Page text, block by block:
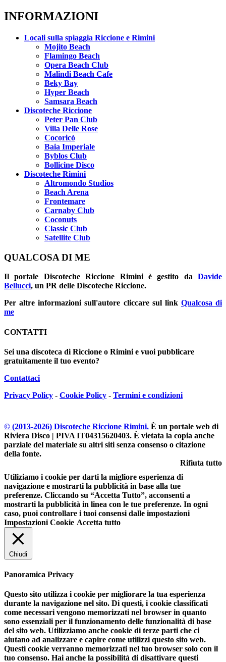
INFORMAZIONI
Locali sulla spiaggia Riccione e Rimini
Mojito Beach
Flamingo Beach
Opera Beach Club
Malindi Beach Cafe
Beky Bay
Hyper Beach
Samsara Beach
Discoteche Riccione
Peter Pan Club
Villa Delle Rose
Cocoricò
Baia Imperiale
Byblos Club
Bollicine Disco
Discoteche Rimini
Altromondo Studios
Beach Arena
Frontemare
Carnaby Club
Coconuts
Classic Club
Satellite Club
QUALCOSA DI ME
Il portale Discoteche Riccione Riminiè gestito da Davide
Bellucci, un PR delle Discoteche Riccione.
Per altre informazioni sull'autore cliccare sul link Qualcosa di
me
CONTATTI
Sei una discoteca di Riccione o Rimini e vuoi pubblicare
gratuitamente il tuo evento?
Contattaci
Privacy Policy - Cookie Policy - Termini e condizioni
© (2013-2026) Discoteche Riccione Rimini. È un portale web di
Riviera Disco | PIVA IT04315620403. È vietata la copia anche
parziale del materiale su altri siti senza consenso o citazione
della fonte.
Rifiuta tutto
Utiliziamo i cookie per darti la migliore esperienza di
navigazione e mostrarti la pubblicità in base alla tue
preferenze. Cliccando su “Accetta Tutto”, acconsenti a
mostrarti la pubblicità in linea con le tue preferenze. In ogni
caso, puoi controllare i tuoi consensi dalle impostazioni
Impostazioni Cookie Accetta tutto
Chiudi
Panoramica Privacy
Questo sito utilizza i cookie per migliorare la tua esperienza
durante la navigazione nel sito. Di questi, i cookie classificati
come necessari vengono memorizzati nel browser in quanto
sono essenziali per il funzionamento delle funzionalità di base
del sito web. Utilizziamo anche cookie di terze parti che ci
aiutano ad analizzare e capire come utilizzi questo sito web.
Questi cookie verranno memorizzati nel tuo browser solo con il
tuo consenso. Hai anche la possibilità di disattivare questi